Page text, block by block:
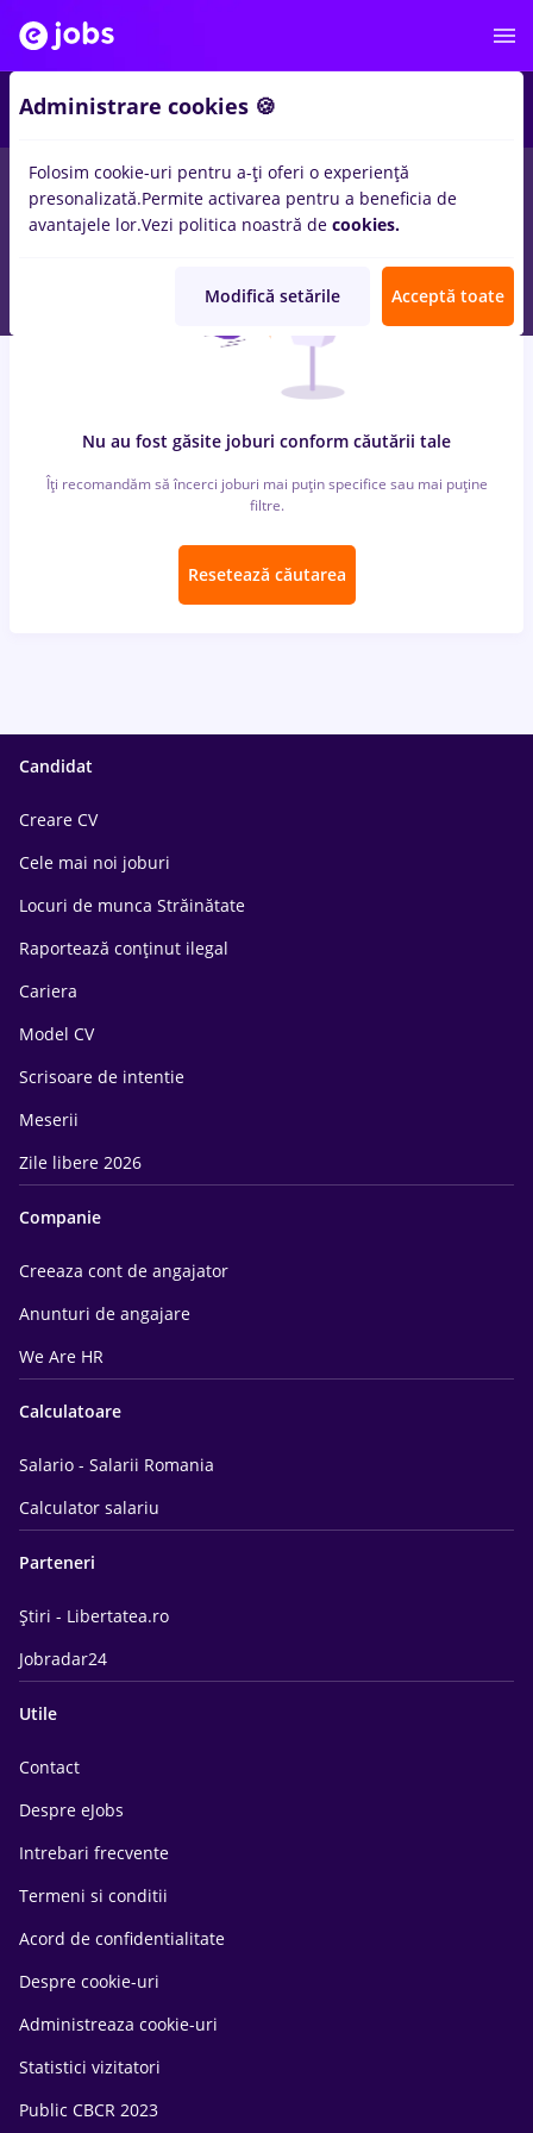
locuri de muncailustratorinBanci
Nu au fost găsite joburi conform căutării tale
Îți recomandăm să încerci joburi mai puțin specifice sau mai puține
filtre.
Resetează căutarea
Candidat
Creare CV
Cele mai noi joburi
Locuri de munca Străinătate
Raportează conținut ilegal
Cariera
Model CV
Scrisoare de intentie
Meserii
Zile libere 2026
Companie
Creeaza cont de angajator
Anunturi de angajare
We Are HR
Calculatoare
Salario - Salarii Romania
Calculator salariu
Parteneri
Știri - Libertatea.ro
Jobradar24
Utile
Contact
Despre eJobs
Intrebari frecvente
Termeni si conditii
Acord de confidentialitate
Despre cookie-uri
Administreaza cookie-uri
Statistici vizitatori
Public CBCR 2023
Administrare cookies 🍪
Folosim cookie-uri pentru a-ți oferi o experiență
presonalizată.Permite activarea pentru a beneficia de
avantajele lor.Vezi politica noastră de cookies.
Modifică setările Acceptă toate